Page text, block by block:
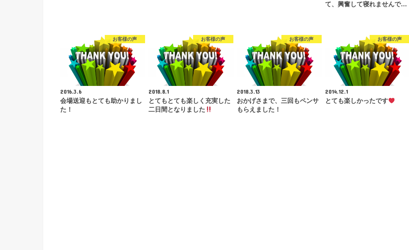
て、興奮して寝れませんで…
お客様の声
2016.3.6
会場送迎もとても助かりまし
た！
お客様の声
2018.8.1
とてもとても楽しく充実した
二日間となりました
お客様の声
2018.3.13
おかげさまで、三回もペンサ
もらえました！
お客様の声
2014.12.1
とても楽しかったです